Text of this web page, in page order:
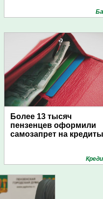
Более 13 тысяч
пензенцев оформили
самозапрет на кредиты